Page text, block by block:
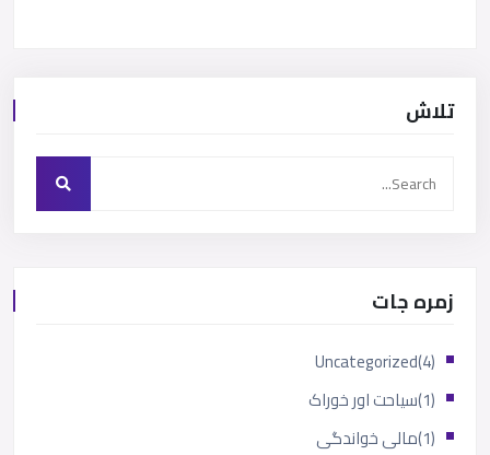
تلاش
زمرہ جات
Uncategorized (4)
سیاحت اور خوراک (1)
مالی خواندگی (1)